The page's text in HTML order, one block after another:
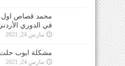
محمد قصاص اول
في الدوري
مارس 24, 2021
مشكلة ايوب حلت
مارس 24, 2021